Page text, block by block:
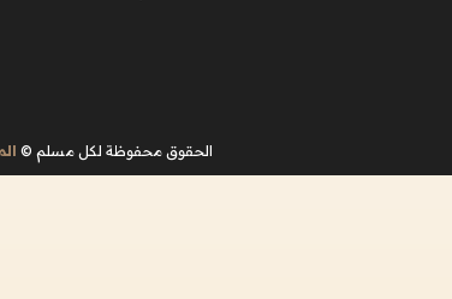
الحقوق محفوظة لكل مسلم ©